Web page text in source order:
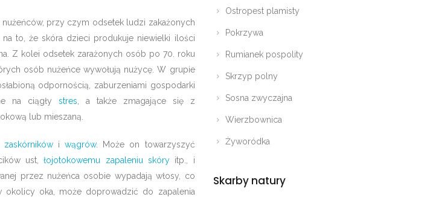
przy czym odsetek ludzi zakażonych
to, że skóra dzieci produkuje niewielki ilości
Z kolei odsetek zarażonych osób po 70. roku
osób nużeńce wywołują nużycę. W grupie
odpornością, zaburzeniami gospodarki
na ciągłystres , a także zmagające się z
lub mieszaną.
zaskórnikówiwągrów. Może on towarzyszyć
ust,łojotokowemu zapaleniu skóryitp., i
przez nużeńca osobie wypadają włosy, co
oka, może doprowadzić do zapalenia
Ostropest plamisty
Pokrzywa
Rumianek pospolity
Skrzyp polny
Sosna zwyczajna
Wierzbownica
Żyworódka
Skarby natury